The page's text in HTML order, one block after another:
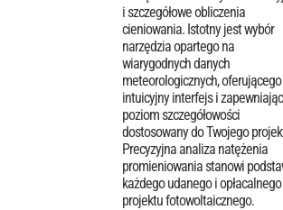
i szczegółowe obliczenia
cieniowania. Istotny jest wybór
narzędzia opartego na
wiarygodnych danych
meteorologicznych, oferującego
intuicyjny interfejs i
poziom szczegółowości
dostosowany do Twojego
Precyzyjna analiza natężenia
promieniowania stanowi
każdego udanego i opłacalnego
projektu fotowoltaicznego.